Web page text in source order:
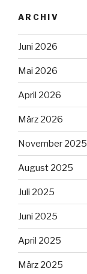
ARCHIV
Juni 2026
Mai 2026
April 2026
März 2026
November 2025
August 2025
Juli 2025
Juni 2025
April 2025
März 2025